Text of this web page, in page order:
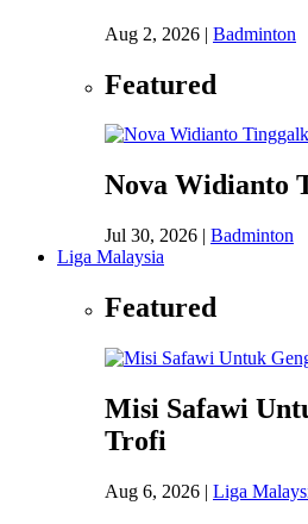
Aug 2, 2026 | Badminton
Featured
Nova Widianto
Jul 30, 2026 | Badminton
Liga Malaysia
Featured
Misi Safawi
Trofi
Aug 6, 2026 | Liga